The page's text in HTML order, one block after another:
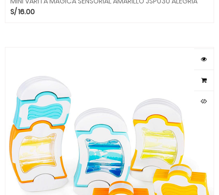
S/16.00